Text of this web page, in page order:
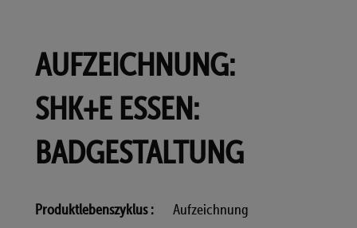
AUFZEICHNUNG:
SHK+E ESSEN:
BADGESTALTUNG
Produktlebenszyklus Aufzeichnung